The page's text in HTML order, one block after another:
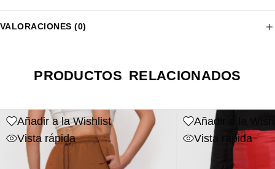
VALORACIONES (0)
PRODUCTOS RELACIONADOS
Añadir a la Wishlist
Vista rápida
Añadir a la
Vista rápida